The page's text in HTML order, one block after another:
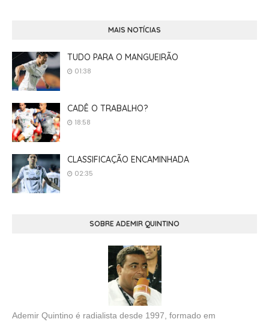
MAIS NOTÍCIAS
TUDO PARA O MANGUEIRÃO
01:38
CADÊ O TRABALHO?
18:58
CLASSIFICAÇÃO ENCAMINHADA
02:35
SOBRE ADEMIR QUINTINO
Ademir Quintino é radialista desde 1997, formado em